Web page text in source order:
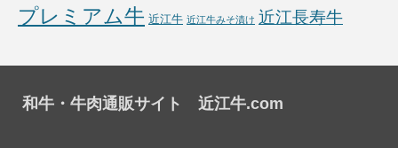
プレミアム牛 近江牛 近江牛みそ漬け 近江長寿牛
和牛・牛肉通販サイト 近江牛.com